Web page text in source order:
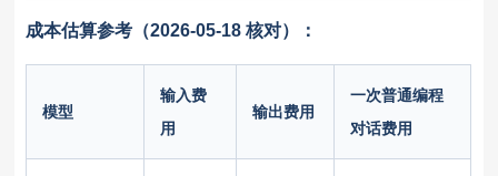
成本估算参考（2026-05-18 核对）：
模型
输入费
用
输出费用
一次普通编程
对话费用